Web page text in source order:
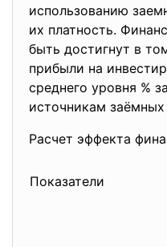
использованию
их платность.
быть достигнут в
прибыли на
среднего уровня %
источникам заёмных
Расчет эффекта
Показатели